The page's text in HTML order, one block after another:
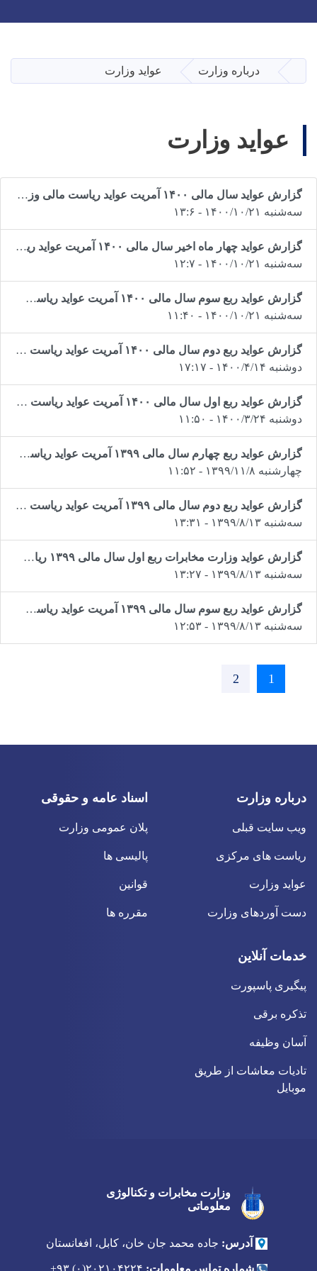
main
content
صفحه اصلی
درباره وزارت عواید وزارت
عواید وزارت
گزارش عواید سال مالی ۱۴۰۰ آمریت عواید ریاست مالی وزارت مخابرات و تکنالوژی معلوماتی
سه‌شنبه ۱۴۰۰/۱۰/۲۱ - ۱۳:۶
گزارش عواید چهار ماه اخیر سال مالی ۱۴۰۰ آمریت عواید ریاست مالی وزارت مخابرات و تکنالوژی معلوماتی
سه‌شنبه ۱۴۰۰/۱۰/۲۱ - ۱۲:۷
گزارش عواید ربع سوم سال مالی ۱۴۰۰ آمریت عواید ریاست مالی وزارت مخابرات و تکنالوژی معلوماتی
سه‌شنبه ۱۴۰۰/۱۰/۲۱ - ۱۱:۴۰
گزارش عواید ربع دوم سال مالی ۱۴۰۰ آمریت عواید ریاست مالی وزارت مخابرات و تکنالوژی معلوماتی
دوشنبه ۱۴۰۰/۴/۱۴ - ۱۷:۱۷
گزارش عواید ربع اول سال مالی ۱۴۰۰ آمریت عواید ریاست مالی وزارت مخابرات و تکنالوژی معلوماتی
دوشنبه ۱۴۰۰/۳/۲۴ - ۱۱:۵۰
گزارش عواید ربع چهارم سال مالی ۱۳۹۹ آمریت عواید ریاست مالی وزارت مخابرات و تکنالوژی معلوماتی
چهارشنبه ۱۳۹۹/۱۱/۸ - ۱۱:۵۲
گزارش عواید ربع دوم سال مالی ۱۳۹۹ آمریت عواید ریاست مالی وزارت مخابرات وتکنالوژی معلوماتی
سه‌شنبه ۱۳۹۹/۸/۱۳ - ۱۳:۳۱
گزارش عواید وزارت مخابرات ربع اول سال مالی ۱۳۹۹ ریاست مالی
سه‌شنبه ۱۳۹۹/۸/۱۳ - ۱۳:۲۷
گزارش عواید ربع سوم سال مالی ۱۳۹۹ آمریت عواید ریاست مالی وزارت مخابرات وتکنالوژی معلوماتی
سه‌شنبه ۱۳۹۹/۸/۱۳ - ۱۲:۵۳
Current
1
Page
2
درباره وزارت
ویب سایت قبلی
ریاست های مرکزی
عواید وزارت
دست آوردهای وزارت
اسناد عامه و حقوقی
پلان عمومی وزارت
پالیسی ها
قوانین
مقرره ها
خدمات آنلاین
پیگیری پاسپورت
تذکره برقی
آسان وظیفه
تادیات معاشات از طریق
موبایل
وزارت مخابرات و تکنالوژی
معلوماتی
آدرس: جاده محمد جان خان، کابل، افغانستان
شماره تماس معلومات: